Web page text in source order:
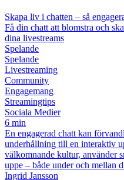
Skapa liv i chatten – så
Få din chatt att blomstra och
dina livestreams
Spelande
Spelande
Livestreaming
Community
Engagemang
Streamingtips
Sociala Medier
6 min
En engagerad chatt kan
underhållning till en interaktiv
välkomnande kultur, använder
uppe – både under och mellan
Ingrid Jansson